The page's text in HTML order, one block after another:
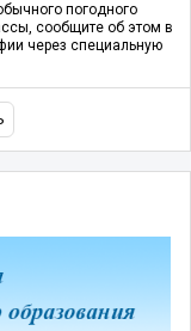
погодного
сообщите об этом в
через специальную